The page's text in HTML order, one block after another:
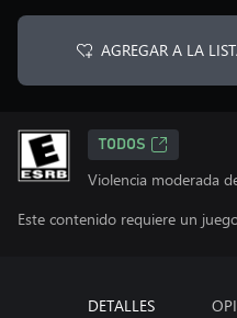
AGREGAR A LA
TODOS
Violencia moderada
Este contenido requiere un
DETALLES